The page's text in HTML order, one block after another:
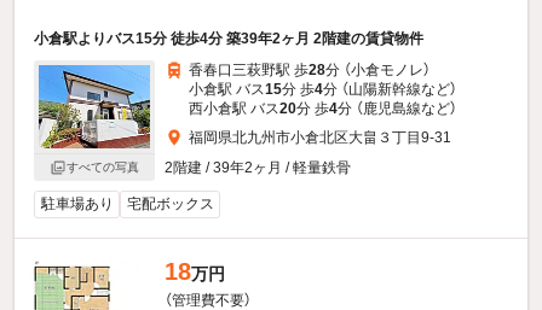
小倉駅よりバス15分 徒歩4分 築39年2ヶ月 2階建の賃貸物件
すべての写真
香春口三萩野駅 歩28分 （小倉モノレ）
小倉駅 バス15分 歩4分 （山陽新幹線など）
西小倉駅 バス20分 歩4分 （鹿児島線など）
福岡県北九州市小倉北区大畠３丁目9-31
2階建 / 39年2ヶ月 / 軽量鉄骨
駐車場あり 宅配ボックス
18万円
（管理費不要）